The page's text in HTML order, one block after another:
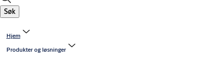
Søk
Hjem
Produkter og løsninger